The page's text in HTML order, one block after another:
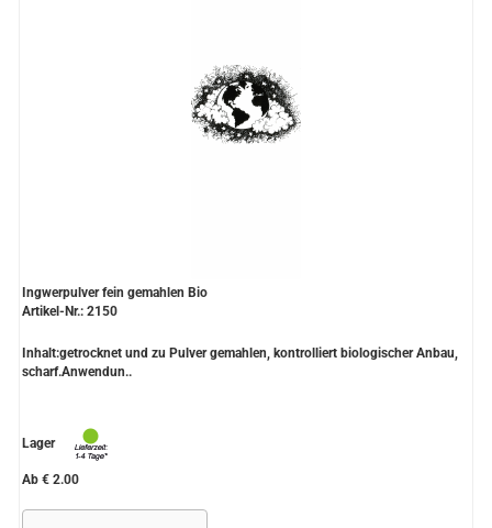
Ingwerpulver fein gemahlen Bio
Artikel-Nr.: 2150
Inhalt:getrocknet und zu Pulver gemahlen, kontrolliert biologischer Anbau,
scharf.Anwendun..
Lager
Ab € 2.00